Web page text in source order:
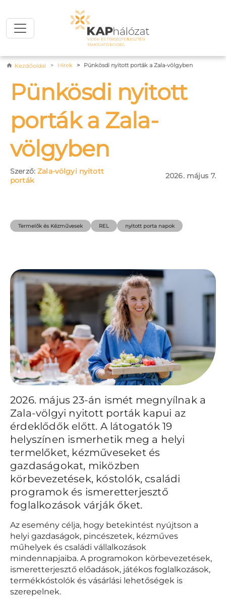
Morzsa
Kezdőoldal Hírek Pünkösdi nyitott porták a Zala-völgyben
Pünkösdi nyitott
porták a Zala-
völgyben
Szerző: Zala-völgyi nyitott
porták
2026. május 7.
Termelők és Kézművesek REL nyitott porta napok
2026. május 23-án ismét megnyílnak a
Zala-völgyi nyitott porták kapui az
érdeklődők előtt. A látogatók 19
helyszínen ismerhetik meg a helyi
termelőket, kézműveseket és
gazdaságokat, miközben
körbevezetések, kóstolók, családi
programok és ismeretterjesztő
foglalkozások várják őket.
Az esemény célja, hogy betekintést nyújtson a
helyi gazdaságok, pincészetek, kézműves
műhelyek és családi vállalkozások
mindennapjaiba. A programokon körbevezetések,
ismeretterjesztő előadások, játékos foglalkozások,
termékkóstolók és vásárlási lehetőségek is
szerepelnek.